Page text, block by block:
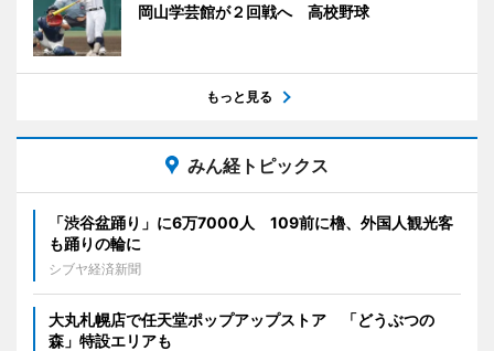
岡山学芸館が２回戦へ 高校野球
もっと見る
みん経トピックス
「渋谷盆踊り」に6万7000人 109前に櫓、外国人観光客
も踊りの輪に
シブヤ経済新聞
大丸札幌店で任天堂ポップアップストア 「どうぶつの
森」特設エリアも